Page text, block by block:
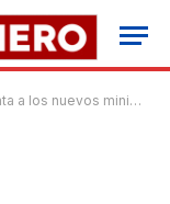
y Comunicaciones, y de Educación